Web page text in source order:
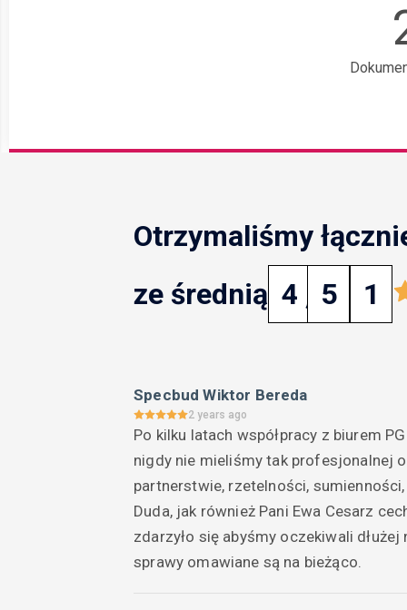
Otrzymaliśmy
ze średnią 4 5 1
Specbud Wiktor Bereda
2 years ago
Po kilku latach współpracy z biurem
nigdy nie mieliśmy tak profesjonalnej
partnerstwie, rzetelności,
Duda, jak również Pani Ewa Cesarz
zdarzyło się abyśmy oczekiwali
sprawy omawiane są na bieżąco.